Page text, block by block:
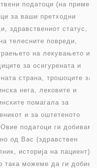
податоци (на пример
за ваши претходни
здравствениот статус,
телесните повреди,
на лекувањето и
за осигурената и
страна, трошоците за
нега, лековите и
помагала за
и за оштетеното
податоци ги добиваме
од Вас (здравствен
историја на пациент),
така можеме да ги